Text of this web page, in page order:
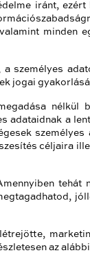
iránt,
minden
személyes
jogai
nélkül
a
céljaira
az